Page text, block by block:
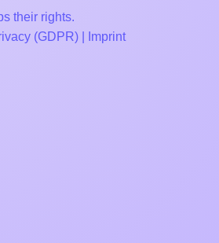
their rights.
(GDPR)| Imprint